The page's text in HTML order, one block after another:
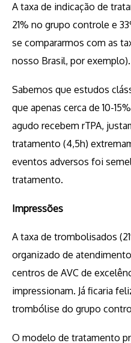
A taxa de indicação de
21% no grupo controle e
se compararmos com as
nosso Brasil, por exemplo).
Sabemos que estudos
que apenas cerca de 10-
agudo recebem rTPA,
tratamento (4,5h)
eventos adversos foi
tratamento.
Impressões
A taxa de trombolisados
organizado de
centros de AVC de
impressionam. Já ficaria
trombólise do grupo
O modelo de tratamento